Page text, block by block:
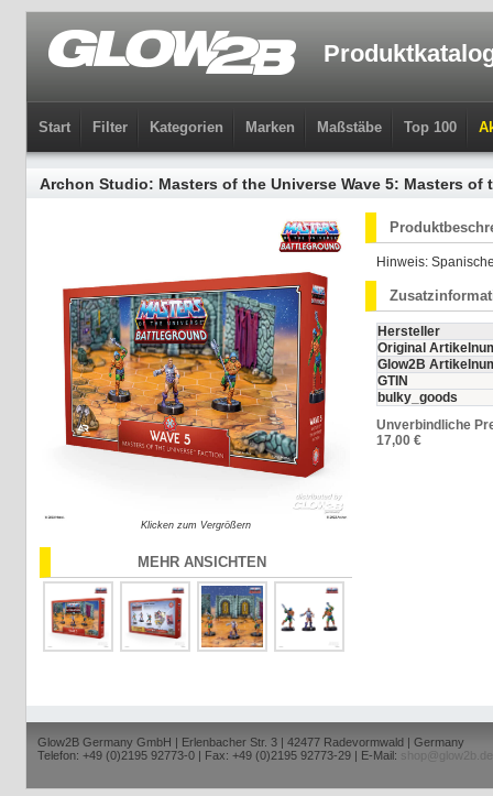
Start Filter Kategorien Marken Maßstäbe Top 100
Archon Studio: Masters of the Universe Wave 5: Masters of
Klicken zum Vergrößern
MEHR ANSICHTEN
Hinweis:
Hersteller
Original
Glow2B
GTIN
bulky_goods
Unverbindliche
17,00 €
Glow2B Germany GmbH | Erlenbacher Str. 3 | 42477 Radevormwald | Germany
Telefon: +49 (0)2195 92773-0 | Fax: +49 (0)2195 92773-29 | E-Mail:
shop@glow2b.de